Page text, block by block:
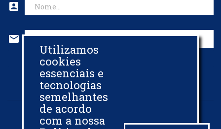
account_box
mail
CADASTRAR EMAIL
© 2013 - 2026 - BIODIESELBR.COM - TODOS OS DIREITOS RESERVADOS
Utilizamos
cookies
essenciais e
tecnologias
semelhantes
de acordo
com a nossa